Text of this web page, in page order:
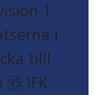
IFK